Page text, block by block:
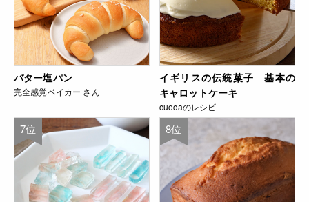
バター塩パン
完全感覚ベイカー さん
イギリスの伝統菓子 基本の
キャロットケーキ
cuocaのレシピ
7位 8位